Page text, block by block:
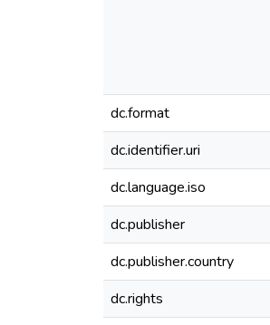
dc.format
dc.identifier.uri
dc.language.iso
dc.publisher
dc.publisher.country
dc.rights